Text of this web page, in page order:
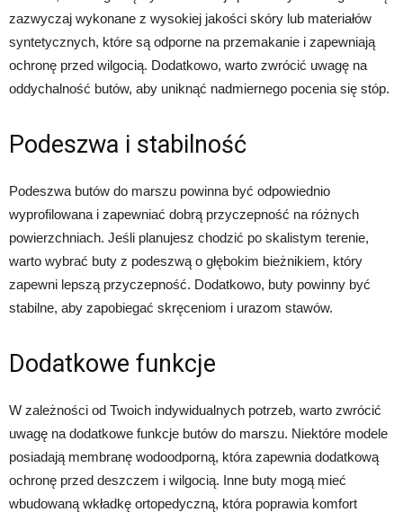
zazwyczaj wykonane z wysokiej jakości skóry lub materiałów
syntetycznych, które są odporne na przemakanie i zapewniają
ochronę przed wilgocią. Dodatkowo, warto zwrócić uwagę na
oddychalność butów, aby uniknąć nadmiernego pocenia się stóp.
Podeszwa i stabilność
Podeszwa butów do marszu powinna być odpowiednio
wyprofilowana i zapewniać dobrą przyczepność na różnych
powierzchniach. Jeśli planujesz chodzić po skalistym terenie,
warto wybrać buty z podeszwą o głębokim bieżnikiem, który
zapewni lepszą przyczepność. Dodatkowo, buty powinny być
stabilne, aby zapobiegać skręceniom i urazom stawów.
Dodatkowe funkcje
W zależności od Twoich indywidualnych potrzeb, warto zwrócić
uwagę na dodatkowe funkcje butów do marszu. Niektóre modele
posiadają membranę wodoodporną, która zapewnia dodatkową
ochronę przed deszczem i wilgocią. Inne buty mogą mieć
wbudowaną wkładkę ortopedyczną, która poprawia komfort